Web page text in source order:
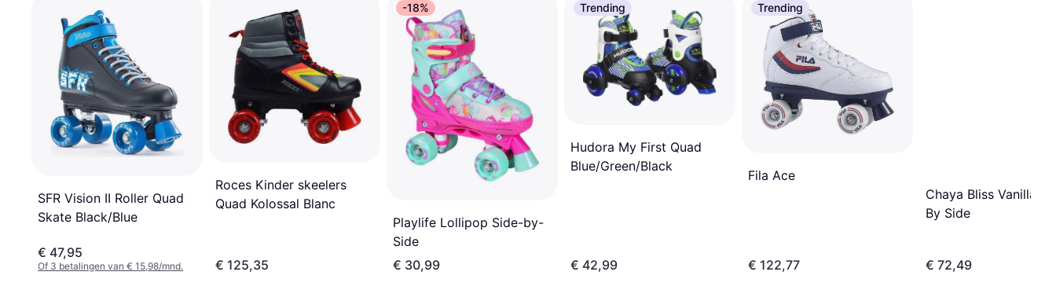
SFR Vision II Roller Quad
Skate Black/Blue
€ 47,95
Of 3 betalingen van € 15,98/mnd.
Roces Kinder skeelers
Quad Kolossal Blanc
€ 125,35
-18%
Playlife Lollipop Side-by-
Side
€ 30,99
Trending
Hudora My First Quad
Blue/Green/Black
€ 42,99
Trending
Fila Ace
€ 122,77
Chaya Bliss Vanilla
By Side
€ 72,49